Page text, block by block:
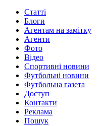
Статті
Блоги
Агентам на замітку
Агенти
Фото
Відео
Спортивні новини
Футбольні новини
Футбольна газета
Доступ
Контакти
Реклама
Пошук